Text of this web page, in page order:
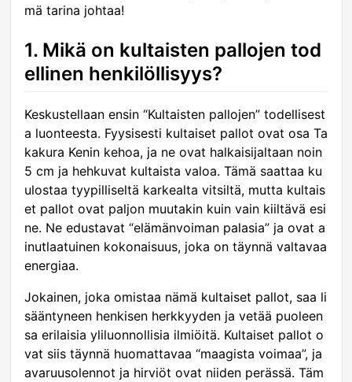
mä tarina johtaa!
1. Mikä on kultaisten pallojen tod
ellinen henkilöllisyys?
Keskustellaan ensin “Kultaisten pallojen” todellisest
a luonteesta. Fyysisesti kultaiset pallot ovat osa Ta
kakura Kenin kehoa, ja ne ovat halkaisijaltaan noin
5 cm ja hehkuvat kultaista valoa. Tämä saattaa ku
ulostaa tyypilliseltä karkealta vitsiltä, mutta kultais
et pallot ovat paljon muutakin kuin vain kiiltävä esi
ne. Ne edustavat “elämänvoiman palasia” ja ovat a
inutlaatuinen kokonaisuus, joka on täynnä valtavaa
energiaa.
Jokainen, joka omistaa nämä kultaiset pallot, saa li
sääntyneen henkisen herkkyyden ja vetää puoleen
sa erilaisia yliluonnollisia ilmiöitä. Kultaiset pallot o
vat siis täynnä huomattavaa “maagista voimaa”, ja
avaruusolennot ja hirviöt ovat niiden perässä. Täm